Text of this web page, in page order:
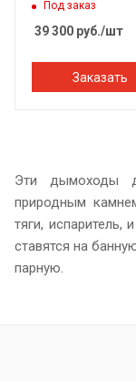
L=700мм ф120мм
Под заказ
39 300 руб./шт
Заказать
Эти дымоходы
природным
тяги, испаритель,
ставятся на
парную.